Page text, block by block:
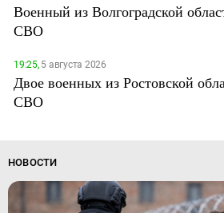
Военный из Волгоградской
СВО
19:25,5 августа 2026
Двое военных из Ростовской
СВО
НОВОСТИ